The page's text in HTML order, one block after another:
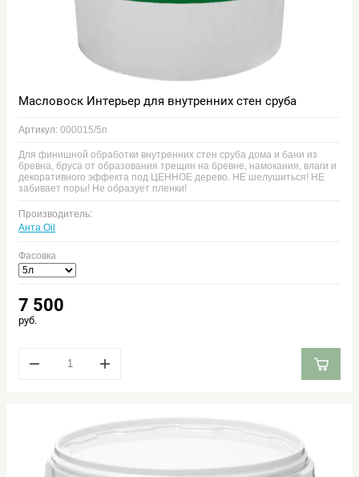
Масловоск Интерьер для внутренних стен сруба
Артикул: 000015/5п
Для финишной обработки внутренних стен сруба дома и бани из
бревна, бруса от образования трещин на бревне, намокания, влаги и
декоративного эффекта под ЦЕННОЕ дерево. НЕ шелушиться! НЕ
забивает поры! Не образует пленки!
Производитель:
Анта Oil
Фасовка
7 500
руб.
− +